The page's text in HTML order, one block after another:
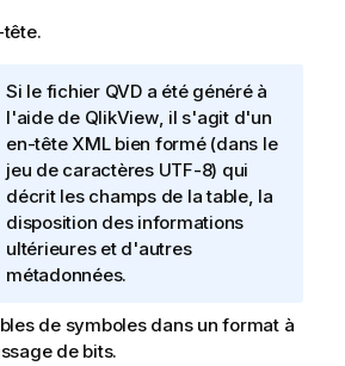
tête.
N
o
t
e
I
n
f
o
m
a
Si le fichier QVDa été généré à
l'aide de QlikView, il s'agit d'un
en-tête XMLbien formé (dans le
jeu de caractères UTF-8) qui
décrit les champs de la table, la
disposition des informations
ultérieures et d'autres
métadonnées.
de symboles dans un format à
de bits.